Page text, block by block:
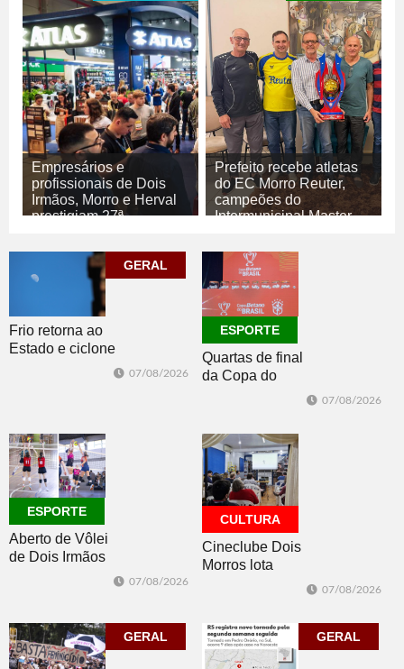
Empresários e
profissionais de Dois
Irmãos, Morro e Herval
prestigiam 27ª
07/08/2026
ECONOMIA
Prefeito recebe atletas
do EC Morro Reuter,
campeões do
Intermunicipal Master
07/08/2026
ESPORTE
GERAL
Frio retorna ao
Estado e ciclone
07/08/2026
ESPORTE
Quartas de final
da Copa do
Brasil 2026: veja
do sorteio
07/08/2026
ESPORTE
Aberto de Vôlei
de Dois Irmãos
jogos
07/08/2026
CULTURA
Cineclube Dois
Morros lota
corpo que cai”
07/08/2026
GERAL GERAL